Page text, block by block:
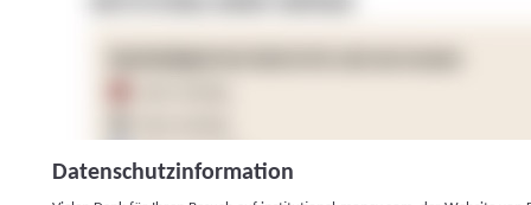
Datenschutzinformation